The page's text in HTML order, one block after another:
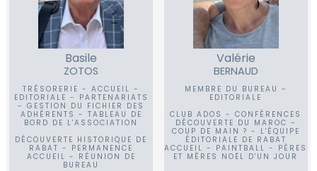
Basile
ZOTOS
TRÉSORERIE - ACCUEIL -
EDITORIALE - PARTENARIATS
- GESTION DU FICHIER DES
ADHÉRENTS - TABLEAU DE
BORD DE L'ASSOCIATION
DÉCOUVERTE HISTORIQUE DE
RABAT - PERMANENCE
ACCUEIL - RÉUNION DE
BUREAU
Valérie
BERNAUD
MEMBRE DU BUREAU -
EDITORIALE
CLUB ADOS - CONFÉRENCES
DÉCOUVERTE DU MAROC -
COUP DE MAIN ? - L'ÉQUIPE
ÉDITORIALE DE RABAT
ACCUEIL - PAINTBALL - PÈRES
ET MÈRES NOËL D'UN JOUR